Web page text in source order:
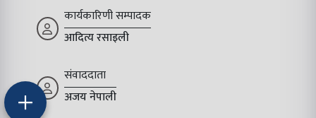
कार्यकारिणी सम्पादक
आदित्य रसाइली
संवाददाता
अजय नेपाली